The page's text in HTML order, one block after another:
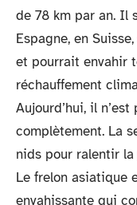
de 78 km par an. Il
Espagne, en
et pourrait envahir
réchauffement
Aujourd’hui, il
complètement. La
nids pour ralentir la
Le frelon asiatique
envahissante qui